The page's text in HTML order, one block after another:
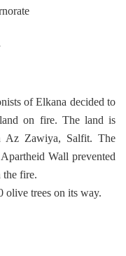
of Elkana decided to
on fire. The land is
Az Zawiya, Salfit. The
Wall prevented
the fire.
olive trees on its way.